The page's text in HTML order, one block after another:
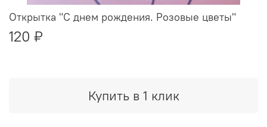
Открытка "С днем рождения. Розовые цветы"
120 ₽
Купить в 1 клик